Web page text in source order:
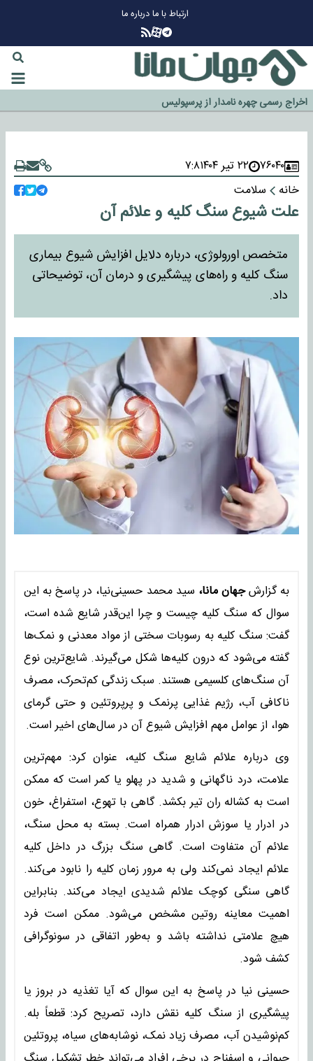
ارتباط با مادرباره ما
چرا طلا دوباره افزایشی شد؟
گزینه جدایی اوسمار روی میز مدیران پرسپولیس
آیا رئیس جمهور آمریکا قانون را دور می‌زند؟
اخراج رسمی چهره نامدار از پرسپولیس
خورد
۷۶۰۴۰ ۲۲ تیر ۱۴۰۴
۷:۸
خانه
سلامت
علت شیوع سنگ کلیه و علائم آن
متخصص اورولوژی، درباره دلایل افزایش شیوع بیماری
سنگ کلیه و راه‌های پیشگیری و درمان آن، توضیحاتی
داد.
به گزارشجهان مانا، سید محمد حسینی‌نیا، در پاسخ به این
سوال که سنگ کلیه چیست و چرا این‌قدر شایع شده است،
گفت: سنگ کلیه به رسوبات سختی از مواد معدنی و نمک‌ها
گفته می‌شود که درون کلیه‌ها شکل می‌گیرند. شایع‌ترین نوع
آن سنگ‌های کلسیمی هستند. سبک زندگی کم‌تحرک، مصرف
ناکافی آب، رژیم غذایی پرنمک و پرپروتئین و حتی گرمای
هوا، از عوامل مهم افزایش شیوع آن در سال‌های اخیر است.
وی درباره علائم شایع سنگ کلیه، عنوان کرد: مهم‌ترین
علامت، درد ناگهانی و شدید در پهلو یا کمر است که ممکن
است به کشاله ران تیر بکشد. گاهی با تهوع، استفراغ، خون
در ادرار یا سوزش ادرار همراه است. بسته به محل سنگ،
علائم آن متفاوت است. گاهی سنگ بزرگ در داخل کلیه
علائم ایجاد نمی‌کند ولی به مرور زمان کلیه را نابود می‌کند.
گاهی سنگی کوچک علائم شدیدی ایجاد می‌کند. بنابراین
اهمیت معاینه روتین مشخص می‌شود. ممکن است فرد
هیچ علامتی نداشته باشد و به‌طور اتفاقی در سونوگرافی
کشف شود.
حسینی نیا در پاسخ به این سوال که آیا تغذیه در بروز یا
پیشگیری از سنگ کلیه نقش دارد، تصریح کرد: قطعاً بله.
کم‌نوشیدن آب، مصرف زیاد نمک، نوشابه‌های سیاه، پروتئین